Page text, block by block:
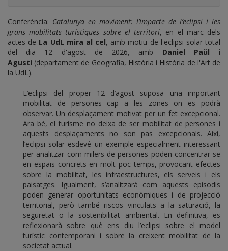
Conferència: Catalunya en moviment: l’impacte de l’eclipsi i les
grans mobilitats turístiques sobre el territori, en el marc dels
actes de La UdL mira al cel, amb motiu de l'eclipsi solar total
del dia 12 d'agost de 2026, amb Daniel Paül i
Agustí(departament de Geografia, Història i Història de l'Art de
la UdL).
L’eclipsi del proper 12 d’agost suposa una important
mobilitat de persones cap a les zones on es podrà
observar. Un desplaçament motivat per un fet excepcional.
Ara bé, el turisme no deixa de ser mobilitat de persones i
aquests desplaçaments no son pas excepcionals. Així,
l’eclipsi solar esdevé un exemple especialment interessant
per analitzar com milers de persones poden concentrar-se
en espais concrets en molt poc temps, provocant efectes
sobre la mobilitat, les infraestructures, els serveis i els
paisatges. Igualment, s’analitzarà com aquests episodis
poden generar oportunitats econòmiques i de projecció
territorial, però també riscos vinculats a la saturació, la
seguretat o la sostenibilitat ambiental. En definitiva, es
reflexionarà sobre què ens diu l’eclipsi sobre el model
turístic contemporani i sobre la creixent mobilitat de la
societat actual.